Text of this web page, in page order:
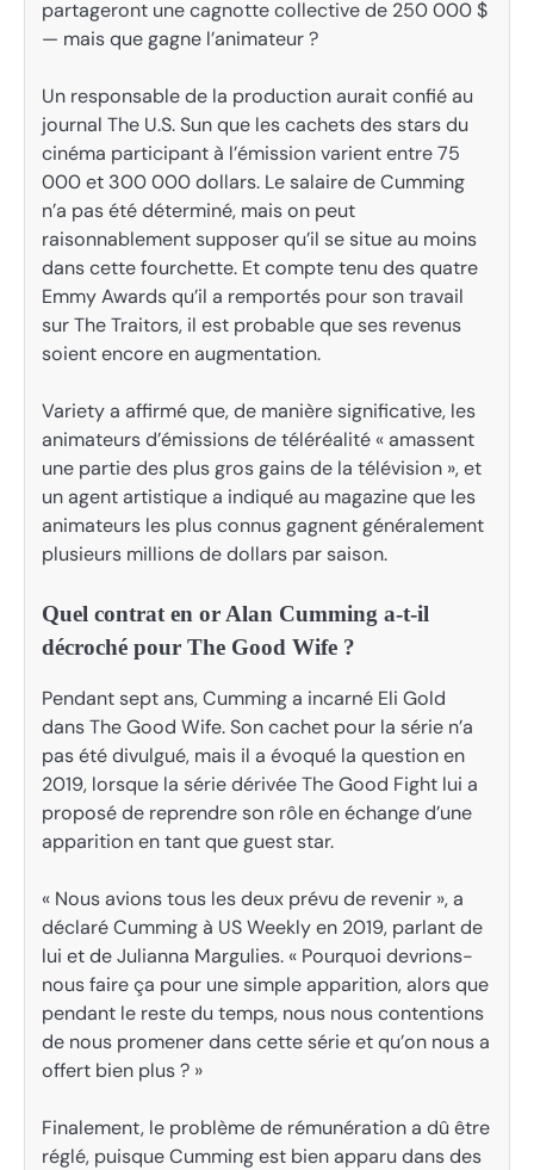
partageront une cagnotte collective de 250 000 $
— mais que gagne l’animateur ?
Un responsable de la production aurait confié au
journal The U.S. Sun que les cachets des stars du
cinéma participant à l’émission varient entre 75
000 et 300 000 dollars. Le salaire de Cumming
n’a pas été déterminé, mais on peut
raisonnablement supposer qu’il se situe au moins
dans cette fourchette. Et compte tenu des quatre
Emmy Awards qu’il a remportés pour son travail
sur The Traitors, il est probable que ses revenus
soient encore en augmentation.
Variety a affirmé que, de manière significative, les
animateurs d’émissions de téléréalité « amassent
une partie des plus gros gains de la télévision », et
un agent artistique a indiqué au magazine que les
animateurs les plus connus gagnent généralement
plusieurs millions de dollars par saison.
Quel contrat en or Alan Cumming a-t-il
décroché pour The Good Wife ?
Pendant sept ans, Cumming a incarné Eli Gold
dans The Good Wife. Son cachet pour la série n’a
pas été divulgué, mais il a évoqué la question en
2019, lorsque la série dérivée The Good Fight lui a
proposé de reprendre son rôle en échange d’une
apparition en tant que guest star.
« Nous avions tous les deux prévu de revenir », a
déclaré Cumming à US Weekly en 2019, parlant de
lui et de Julianna Margulies. « Pourquoi devrions-
nous faire ça pour une simple apparition, alors que
pendant le reste du temps, nous nous contentions
de nous promener dans cette série et qu’on nous a
offert bien plus ? »
Finalement, le problème de rémunération a dû être
réglé, puisque Cumming est bien apparu dans des